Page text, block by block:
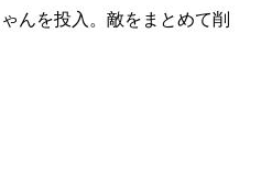
んを投入。敵をまとめて削